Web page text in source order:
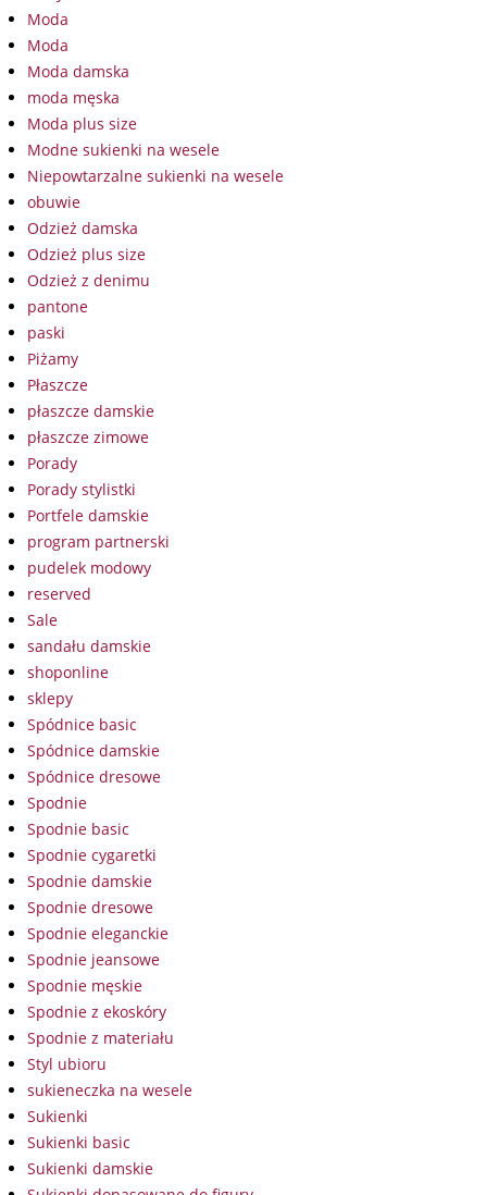
Moda
Moda
Moda damska
moda męska
Moda plus size
Modne sukienki na wesele
Niepowtarzalne sukienki na wesele
obuwie
Odzież damska
Odzież plus size
Odzież z denimu
pantone
paski
Piżamy
Płaszcze
płaszcze damskie
płaszcze zimowe
Porady
Porady stylistki
Portfele damskie
program partnerski
pudelek modowy
reserved
Sale
sandału damskie
shoponline
sklepy
Spódnice basic
Spódnice damskie
Spódnice dresowe
Spodnie
Spodnie basic
Spodnie cygaretki
Spodnie damskie
Spodnie dresowe
Spodnie eleganckie
Spodnie jeansowe
Spodnie męskie
Spodnie z ekoskóry
Spodnie z materiału
Styl ubioru
sukieneczka na wesele
Sukienki
Sukienki basic
Sukienki damskie